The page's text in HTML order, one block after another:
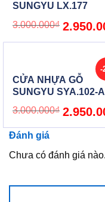
SUNGYU LX.177
3.000.000₫ Original
price
-
CỬA NHỰA GỖ
SUNGYU SYA.102-
3.000.000₫ Original
price
Đánh giá
Chưa có đánh giá nào.